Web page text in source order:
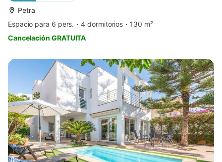
Petra
Espacio para 6 pers.
4 dormitorios
130 m²
Cancelación GRATUITA